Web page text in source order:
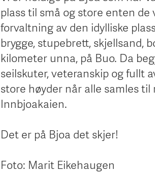
plass til små og store enten
forvaltning av den idylliske
brygge, stupebrett, skjellsand,
kilometer unna, på Buo. Da
seilskuter, veteranskip og fullt
store høyder når alle samles
Innbjoakaien.
Det er på Bjoa det skjer!
Foto: Marit Eikehaugen